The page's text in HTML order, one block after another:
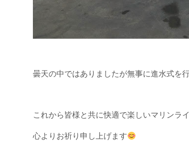
曇天の中ではありましたが無事に進水式を
これから皆様と共に快適で楽しいマリンラ
心よりお祈り申し上げます